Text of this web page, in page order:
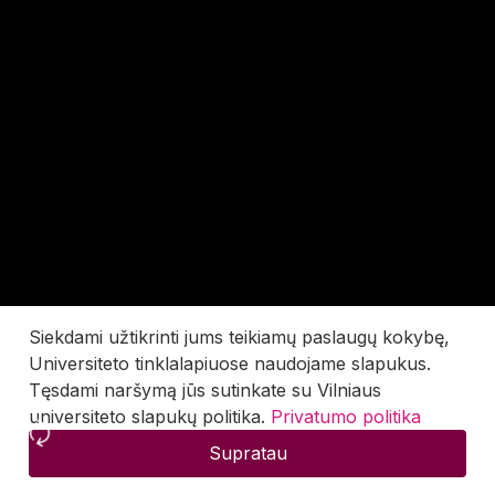
Siekdami užtikrinti jums teikiamų paslaugų kokybę,
Universiteto tinklalapiuose naudojame slapukus.
Tęsdami naršymą jūs sutinkate su Vilniaus
universiteto slapukų politika. Privatumo politika
Supratau